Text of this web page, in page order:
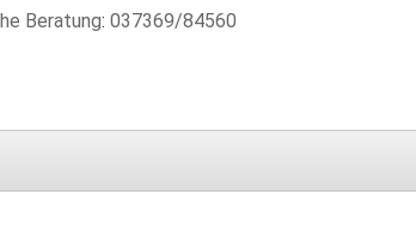
Beratung: 037369/84560